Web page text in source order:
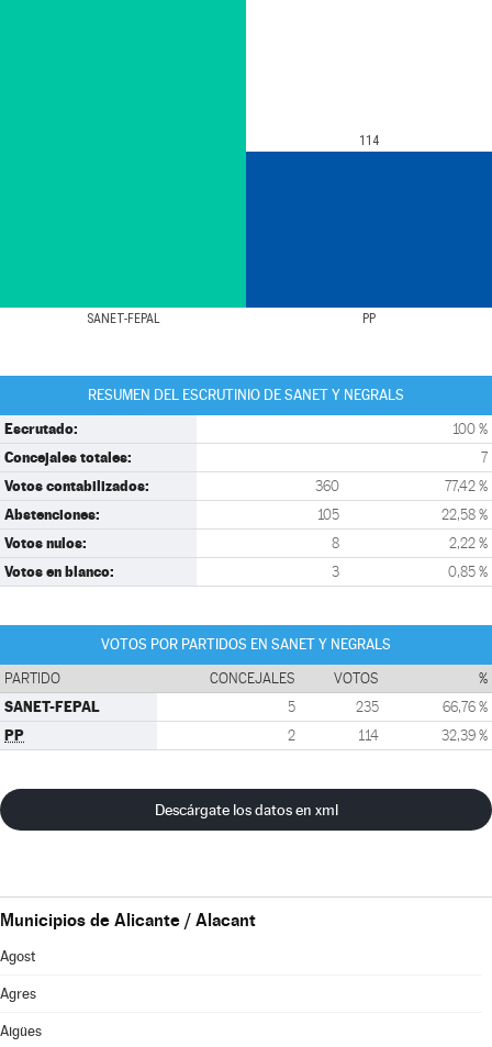
SANET-FEPAL PP
114
RESUMEN DEL ESCRUTINIO DE SANET Y NEGRALS
Escrutado: 100 %
Concejales totales: 7
Votos contabilizados: 360 77,42 %
Abstenciones: 105 22,58 %
Votos nulos: 8 2,22 %
Votos en blanco: 3 0,85 %
VOTOS POR PARTIDOS EN SANET Y NEGRALS
PARTIDO CONCEJALES VOTOS %
SANET-FEPAL 5 235 66,76 %
PP 2 114 32,39 %
Descárgate los datos en xml
Municipios de Alicante / Alacant
Agost
Agres
Aigües